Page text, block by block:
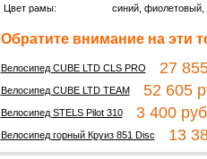
Цвет рамы:
синий,
Обратите внимание на эти
Велосипед CUBE LTD CLS PRO27 855
Велосипед CUBE LTD TEAM52 605
Велосипед STELS Pilot 3103 400
Велосипед горный Круиз 851 Disc13